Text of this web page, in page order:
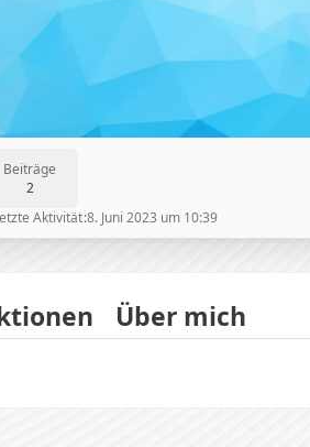
Beiträge
2
Aktivität 8. Juni 2023 um 10:39
Über mich